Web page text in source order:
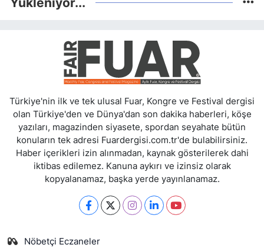
Türkiye'nin ilk ve tek ulusal Fuar, Kongre ve Festival dergisi
olan Türkiye'den ve Dünya'dan son dakika haberleri, köşe
yazıları, magazinden siyasete, spordan seyahate bütün
konuların tek adresi Fuardergisi.com.tr'de bulabilirsiniz.
Haber içerikleri izin alınmadan, kaynak gösterilerek dahi
iktibas edilemez. Kanuna aykırı ve izinsiz olarak
kopyalanamaz, başka yerde yayınlanamaz.
Nöbetçi Eczaneler